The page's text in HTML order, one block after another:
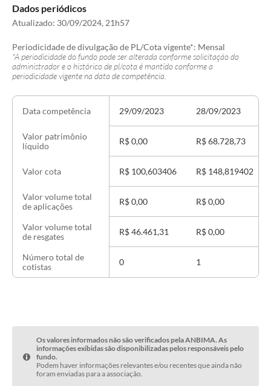
Dados periódicos
Atualizado: 30/09/2024, 21h57
Periodicidade de divulgação de PL/Cota vigente*: Mensal
*A periodicidade do fundo pode ser alterada conforme solicitação do
administrador e o histórico de pl/cota é mantido conforme a
periodicidade vigente na data de competência.
Data competência
Valor patrimônio
líquido
Valor cota
Valor volume total
de aplicações
Valor volume total
de resgates
Número total de
cotistas
29/09/2023
R$ 0,00
R$ 100,603406
R$ 0,00
R$ 46.461,31
0
28/09/2023
R$ 68.728,73
R$ 148,819402
R$ 0,00
R$ 0,00
1
Os valores informados não são verificados pela ANBIMA. As
informações exibidas são disponibilizadas pelos responsáveis pelo
fundo.
Podem haver informações relevantes e/ou recentes que ainda não
foram enviadas para a associação.